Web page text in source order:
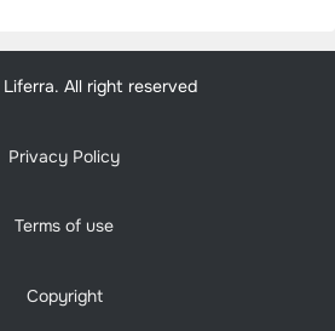
All right reserved
Privacy Policy
Terms of use
Copyright